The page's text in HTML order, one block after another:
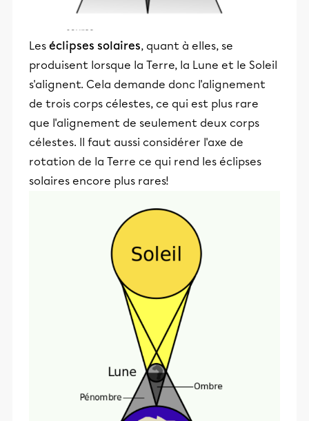
Les éclipses solaires, quant à elles, se
produisent lorsque la Terre, la Lune et le Soleil
s'alignent. Cela demande donc l'alignement
de trois corps célestes, ce qui est plus rare
que l'alignement de seulement deux corps
célestes. ll faut aussi considérer l'axe de
rotation de la Terre ce qui rend les éclipses
solaires encore plus rares!